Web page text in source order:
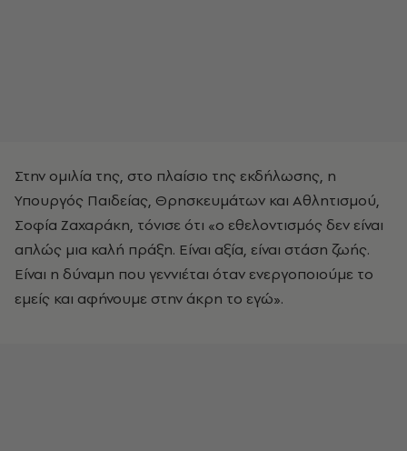
Στην ομιλία της, στο πλαίσιο της εκδήλωσης, η
Υπουργός Παιδείας, Θρησκευμάτων και Αθλητισμού,
Σοφία Ζαχαράκη, τόνισε ότι «ο εθελοντισμός δεν είναι
απλώς μια καλή πράξη. Είναι αξία, είναι στάση ζωής.
Είναι η δύναμη που γεννιέται όταν ενεργοποιούμε το
εμείς και αφήνουμε στην άκρη το εγώ».